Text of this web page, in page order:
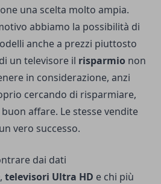
una scelta molto ampia.
abbiamo la possibilità di
anche a prezzi piuttosto
un televisore il risparmio non
in considerazione, anzi
cercando di risparmiare,
affare. Le stesse vendite
vero successo.
dai dati
, televisori Ultra HD e chi più